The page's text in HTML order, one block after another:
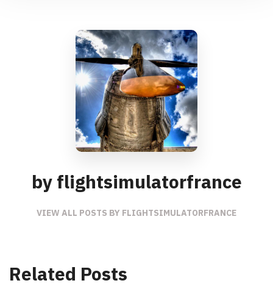
by flightsimulatorfrance
VIEW ALL POSTS BY FLIGHTSIMULATORFRANCE
Related Posts